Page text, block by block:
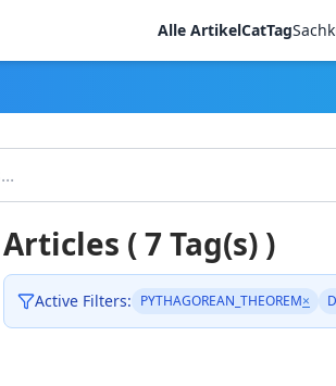
Alle ArtikelCatTag
Articles ( 7 Tag(s) )
Active Filters: PYTHAGOREAN_THEOREM×